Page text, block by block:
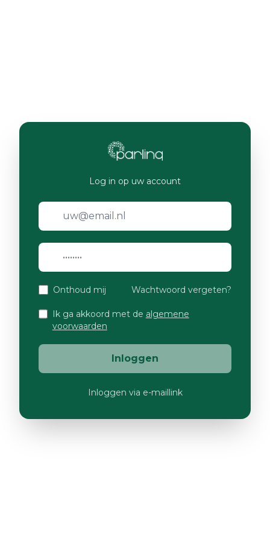
Log in op uw account
Onthoud mij Wachtwoord vergeten?
Ik ga akkoord met de algemene
voorwaarden
Inloggen
Inloggen via e-maillink